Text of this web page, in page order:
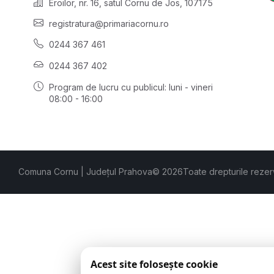
Eroilor, nr. 16, satul Cornu de Jos, 107175
registratura@primariacornu.ro
0244 367 461
0244 367 402
Program de lucru cu publicul: luni - vineri
08:00 - 16:00
Comuna Cornu | Județul Prahova© 2026Toate drepturile
Acest site folosește cookie